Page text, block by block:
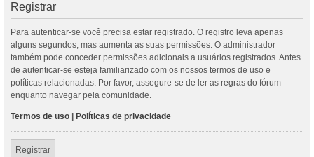
Registrar
Para autenticar-se você precisa estar registrado. O registro leva apenas
alguns segundos, mas aumenta as suas permissões. O administrador
também pode conceder permissões adicionais a usuários registrados. Antes
de autenticar-se esteja familiarizado com os nossos termos de uso e
políticas relacionadas. Por favor, assegure-se de ler as regras do fórum
enquanto navegar pela comunidade.
Termos de uso Políticas de privacidade
Registrar